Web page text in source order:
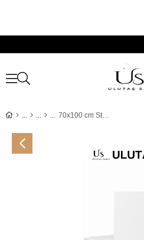
70x100 cm Standart Seri Tuval (1'li, 2'li, 4'lü, 10'lu Paketler)